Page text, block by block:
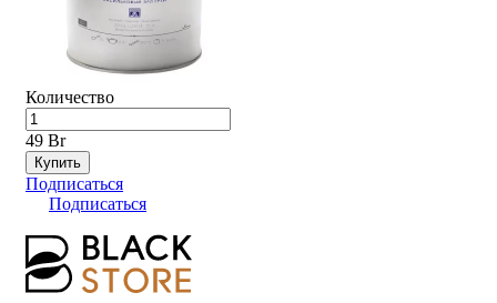
Количество
49 Br
Купить
Подписаться
Подписаться